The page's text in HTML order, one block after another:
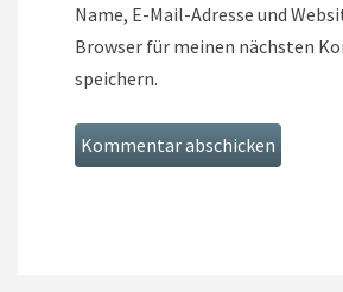
Name, E-Mail-Adresse und
Browser für meinen nächsten
speichern.